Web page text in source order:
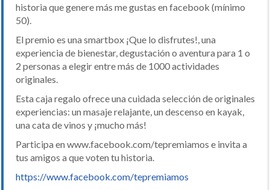
historia que genere más me gustas en facebook (mínimo
50).
El premio es una smartbox ¡Que lo disfrutes!, una
experiencia de bienestar, degustación o aventura para 1 o
2 personas a elegir entre más de 1000 actividades
originales.
Esta caja regalo ofrece una cuidada selección de originales
experiencias: un masaje relajante, un descenso en kayak,
una cata de vinos y ¡mucho más!
Participa en www.facebook.com/tepremiamos e invita a
tus amigos a que voten tu historia.
https://www.facebook.com/tepremiamos